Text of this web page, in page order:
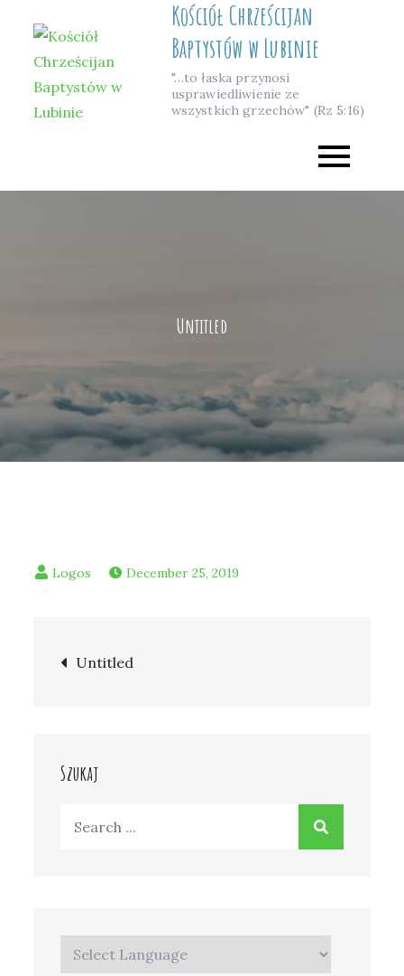
content
Kościół Chrześcijan
Baptystów w Lubinie
"…to łaska przynosi
usprawiedliwienie ze
wszystkich grzechów" (Rz 5:16)
Untitled
December 25, 2019
Post
Untitled
Szukaj